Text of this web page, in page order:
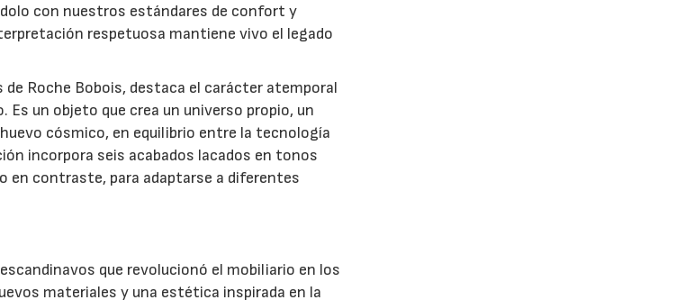
con nuestros estándares de confort y
respetuosa mantiene vivo el legado
de Roche Bobois, destaca el carácter atemporal
Es un objeto que crea un universo propio, un
cósmico, en equilibrio entre la tecnología
incorpora seis acabados lacados en tonos
en contraste, para adaptarse a diferentes
que revolucionó el mobiliario en los
materiales y una estética inspirada en la